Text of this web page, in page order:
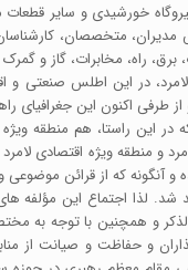
خورشیدی و سایر
مدیران، متخصصان،
در این اطلس صنعتی
طرفی اکنون این جغرافیای
در این راستا، هم منطقه
و منطقه ویژه اقتصادی
و آنگونه که از قرائن
شد. لذا اجتماع این
و همچنین با توجه به
و حفاظت و صیانت